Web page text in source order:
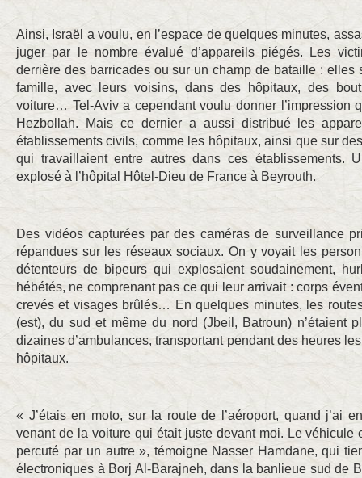
Ainsi, Israël a voulu, en l’espace de quelques minutes,
juger par le nombre évalué d’appareils piégés. Les
derrière des barricades ou sur un champ de bataille : elles
famille, avec leurs voisins, dans des hôpitaux, des
voiture… Tel-Aviv a cependant voulu donner l’impression
Hezbollah. Mais ce dernier a aussi distribué les
établissements civils, comme les hôpitaux, ainsi que sur
qui travaillaient entre autres dans ces établissements.
explosé à l’hôpital Hôtel-Dieu de France à Beyrouth.
Des vidéos capturées par des caméras de surveillance
répandues sur les réseaux sociaux. On y voyait les
détenteurs de bipeurs qui explosaient soudainement,
hébétés, ne comprenant pas ce qui leur arrivait : corps
crevés et visages brûlés… En quelques minutes, les
(est), du sud et même du nord (Jbeil, Batroun) n’étaient
dizaines d’ambulances, transportant pendant des heures
hôpitaux.
« J’étais en moto, sur la route de l’aéroport, quand j’ai
venant de la voiture qui était juste devant moi. Le véhicule
percuté par un autre », témoigne Nasser Hamdane, qui
électroniques à Borj Al-Barajneh, dans la banlieue sud de